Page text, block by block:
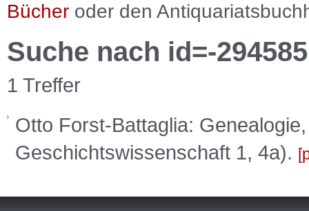
Bücher oder den
Suche nach id=-
1 Treffer
Otto Forst-Battaglia:
Geschichtswissenschaft 1, 4a).